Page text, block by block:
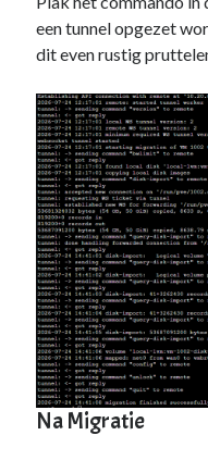
een tunnel opgezet
dit even rustig
Na Migratie